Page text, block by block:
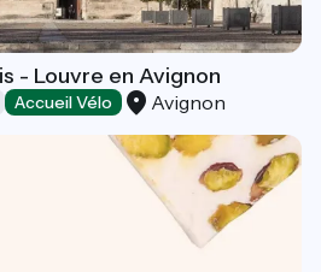
- Louvre en Avignon
Accueil Vélo Avignon